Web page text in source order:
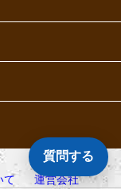
て 運営会社
質問する